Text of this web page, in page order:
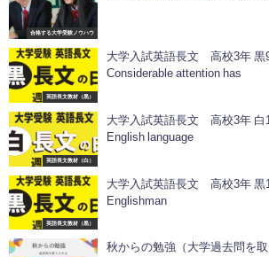
合格する大学受験ノウハウ
英語長文教材（黒）
大学入試英語長文 高校3年 黒9 明治大学
Considerable attention has
英語長文教材（白）
大学入試英語長文 高校3年 白19 慶応義塾大学 The
English language
英語長文教材（黒）
大学入試英語長文 高校3年 黒11 新潟大学 For any
Englishman
秋からの勉強（大学過去問を取